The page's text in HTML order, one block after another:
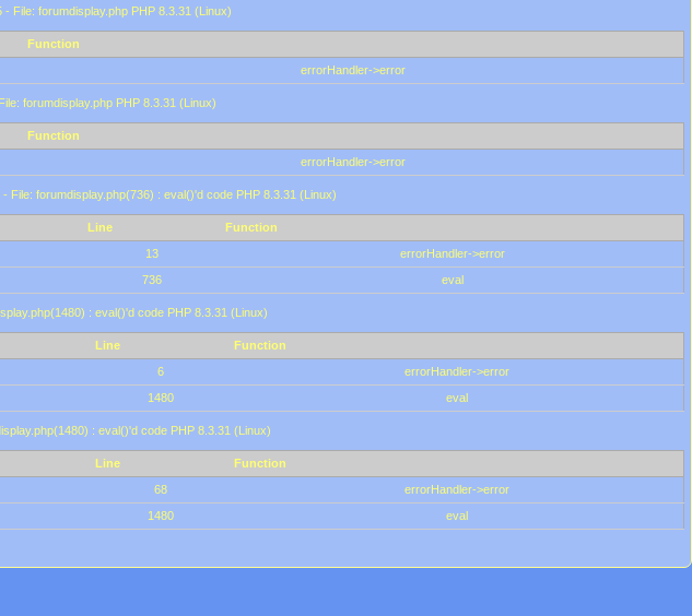
File: forumdisplay.php PHP 8.3.31 (Linux)
Function
errorHandler->error
forumdisplay.php PHP 8.3.31 (Linux)
Function
errorHandler->error
File: forumdisplay.php(736) : eval()'d code PHP 8.3.31 (Linux)
Line
Function
13
errorHandler->error
736 eval
: eval()'d code PHP 8.3.31 (Linux)
Line
Function
6
errorHandler->error
1480 eval
: eval()'d code PHP 8.3.31 (Linux)
Line
Function
68
errorHandler->error
1480 eval